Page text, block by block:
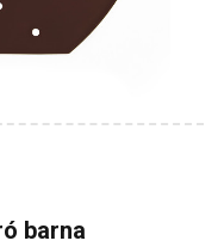
barna